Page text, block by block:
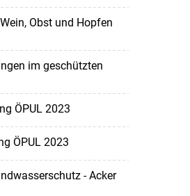
Obst und Hopfen
im geschützten
ÖPUL 2023
ÖPUL 2023
- Acker